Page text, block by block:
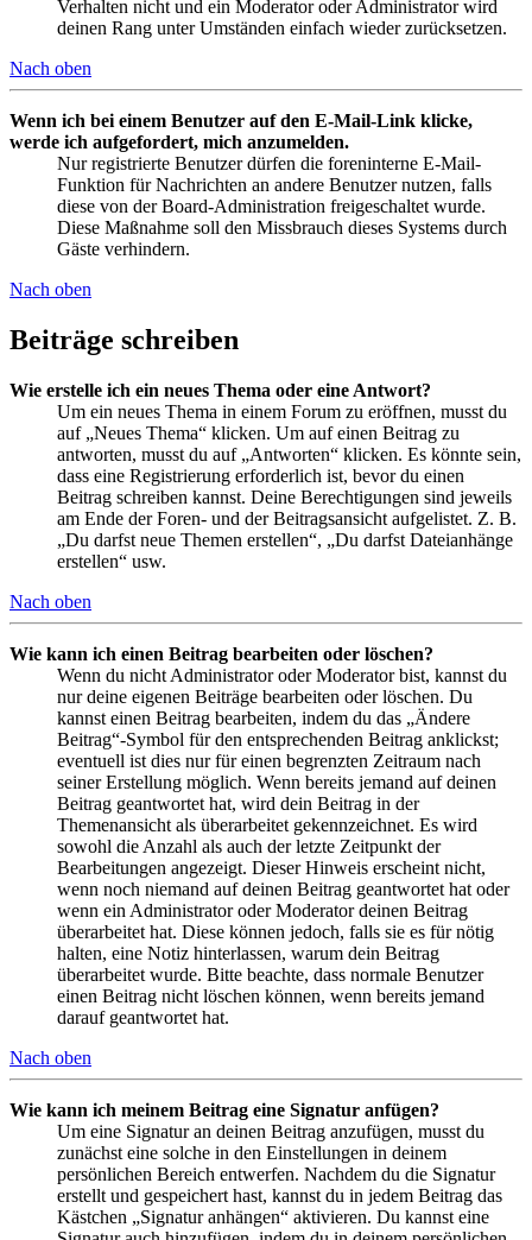
Verhalten nicht und ein Moderator oder Administrator wird
deinen Rang unter Umständen einfach wieder zurücksetzen.
Nach oben
Wenn ich bei einem Benutzer auf den E-Mail-Link klicke,
werde ich aufgefordert, mich anzumelden.
Nur registrierte Benutzer dürfen die foreninterne E-Mail-
Funktion für Nachrichten an andere Benutzer nutzen, falls
diese von der Board-Administration freigeschaltet wurde.
Diese Maßnahme soll den Missbrauch dieses Systems durch
Gäste verhindern.
Nach oben
Beiträge schreiben
Wie erstelle ich ein neues Thema oder eine Antwort?
Um ein neues Thema in einem Forum zu eröffnen, musst du
auf „Neues Thema“ klicken. Um auf einen Beitrag zu
antworten, musst du auf „Antworten“ klicken. Es könnte sein,
dass eine Registrierung erforderlich ist, bevor du einen
Beitrag schreiben kannst. Deine Berechtigungen sind jeweils
am Ende der Foren- und der Beitragsansicht aufgelistet. Z. B.
„Du darfst neue Themen erstellen“, „Du darfst Dateianhänge
erstellen“ usw.
Nach oben
Wie kann ich einen Beitrag bearbeiten oder löschen?
Wenn du nicht Administrator oder Moderator bist, kannst du
nur deine eigenen Beiträge bearbeiten oder löschen. Du
kannst einen Beitrag bearbeiten, indem du das „Ändere
Beitrag“-Symbol für den entsprechenden Beitrag anklickst;
eventuell ist dies nur für einen begrenzten Zeitraum nach
seiner Erstellung möglich. Wenn bereits jemand auf deinen
Beitrag geantwortet hat, wird dein Beitrag in der
Themenansicht als überarbeitet gekennzeichnet. Es wird
sowohl die Anzahl als auch der letzte Zeitpunkt der
Bearbeitungen angezeigt. Dieser Hinweis erscheint nicht,
wenn noch niemand auf deinen Beitrag geantwortet hat oder
wenn ein Administrator oder Moderator deinen Beitrag
überarbeitet hat. Diese können jedoch, falls sie es für nötig
halten, eine Notiz hinterlassen, warum dein Beitrag
überarbeitet wurde. Bitte beachte, dass normale Benutzer
einen Beitrag nicht löschen können, wenn bereits jemand
darauf geantwortet hat.
Nach oben
Wie kann ich meinem Beitrag eine Signatur anfügen?
Um eine Signatur an deinen Beitrag anzufügen, musst du
zunächst eine solche in den Einstellungen in deinem
persönlichen Bereich entwerfen. Nachdem du die Signatur
erstellt und gespeichert hast, kannst du in jedem Beitrag das
Kästchen „Signatur anhängen“ aktivieren. Du kannst eine